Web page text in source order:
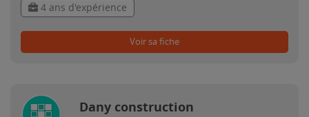
4 ans d'expérience
Voir sa fiche
Dany construction